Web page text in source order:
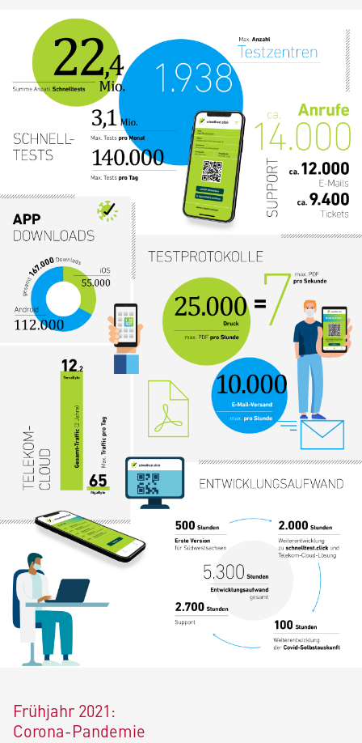
Frühjahr 2021:
Corona-Pandemie